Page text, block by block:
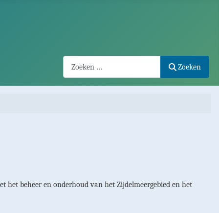
Zoeken
het beheer en onderhoud van het Zijdelmeergebied en het